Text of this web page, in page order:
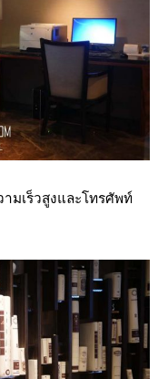
มเร็วสูงและโทรศัพท์